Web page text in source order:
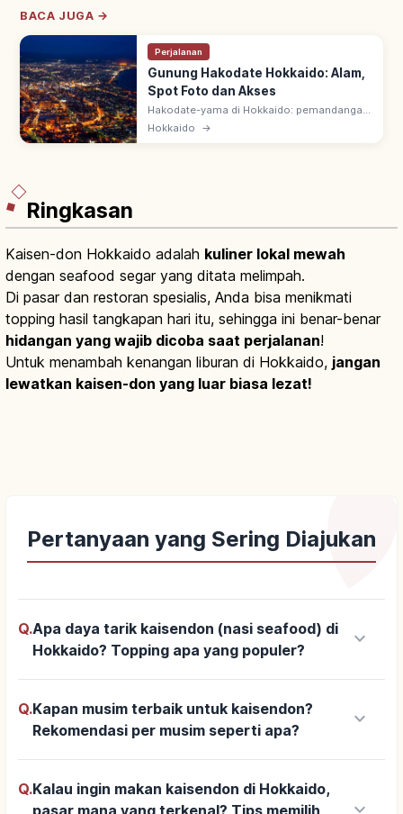
BACA JUGA →
Perjalanan
Gunung Hakodate Hokkaido: Alam,
Spot Foto dan Akses
Hakodate-yama di Hokkaido: pemandangan
malam ikonik—3 Pemandangan Malam
Hokkaido →
Ringkasan
Kaisen-don Hokkaido adalah kuliner lokal mewah
dengan seafood segar yang ditata melimpah.
Di pasar dan restoran spesialis, Anda bisa menikmati
topping hasil tangkapan hari itu, sehingga ini benar-benar
hidangan yang wajib dicoba saat perjalanan!
Untuk menambah kenangan liburan di Hokkaido, jangan
lewatkan kaisen-don yang luar biasa lezat!
Pertanyaan yang Sering Diajukan
Q.Apa daya tarik kaisendon (nasi seafood) di
Hokkaido? Topping apa yang populer?
keyboard_arrow_down
Q.Kapan musim terbaik untuk kaisendon?
Rekomendasi per musim seperti apa?
keyboard_arrow_down
Q.Kalau ingin makan kaisendon di Hokkaido,